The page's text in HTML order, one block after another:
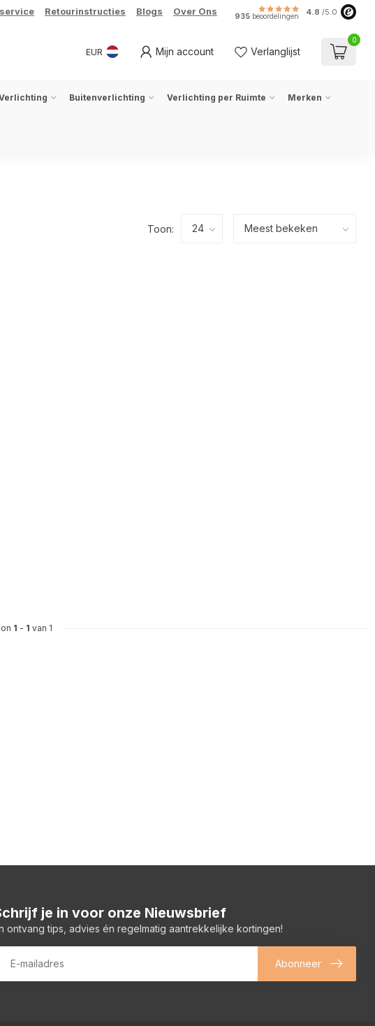
Retourinstructies Blogs Over Ons 935 beoordelingen 4.8 /5.0
EUR Mijn account Verlanglijst
0
Buitenverlichting Verlichting per Ruimte Merken
Toon:
1 - 1 van 1
je in voor onze Nieuwsbrief
ontvang tips, advies én regelmatig aantrekkelijke kortingen!
Abonneer